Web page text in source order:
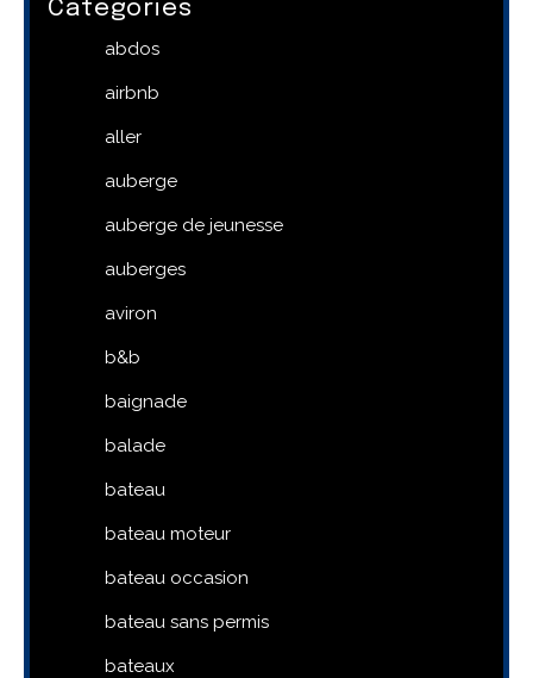
Categories
abdos
airbnb
aller
auberge
auberge de jeunesse
auberges
aviron
b&b
baignade
balade
bateau
bateau moteur
bateau occasion
bateau sans permis
bateaux